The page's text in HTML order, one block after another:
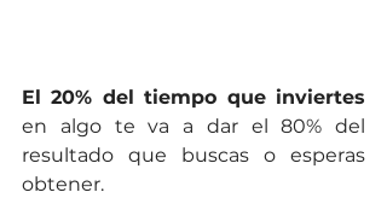
El 20% del tiempo que inviertes
en algo te va a dar el 80% del
resultado que buscas o esperas
obtener.